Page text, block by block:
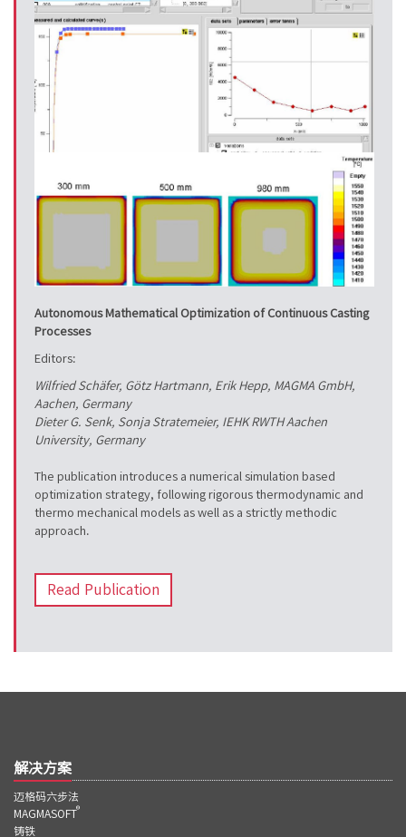
Autonomous Mathematical Optimization of Continuous Casting
Processes
Editors:
Wilfried Schäfer, Götz Hartmann, Erik Hepp, MAGMA GmbH,
Aachen, Germany
Dieter G. Senk, Sonja Stratemeier, IEHK RWTH Aachen
University, Germany
The publication introduces a numerical simulation based
optimization strategy, following rigorous thermodynamic and
thermo mechanical models as well as a strictly methodic
approach.
Read Publication
解决方案
迈格码六步法
MAGMASOFT®
铸铁